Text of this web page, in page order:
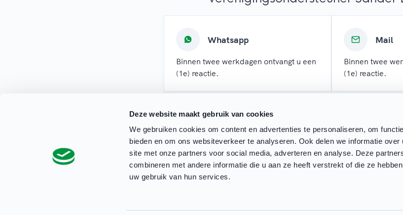
Deze website maakt gebruik van cookies
We gebruiken cookies om content en advertenties te personaliseren, om
bieden en om ons websiteverkeer te analyseren. Ook delen we informatie over
site met onze partners voor social media, adverteren en analyse. Deze
combineren met andere informatie die u aan ze heeft verstrekt of die ze
uw gebruik van hun services.
Whatsapp
Binnen twee werkdagen ontvangt u een
(1e) reactie.
Mail
Binnen twee
(1e) reactie.